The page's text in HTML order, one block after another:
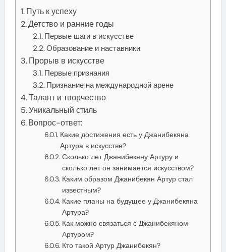
Путь к успеху
Детство и ранние годы
Первые шаги в искусстве
Образование и наставники
Прорыв в искусстве
Первые признания
Признание на международной арене
Талант и творчество
Уникальный стиль
Вопрос-ответ:
Какие достижения есть у Джанибекяна
Артура в искусстве?
Сколько лет Джанибекяну Артуру и
сколько лет он занимается искусством?
Каким образом Джанибекян Артур стал
известным?
Какие планы на будущее у Джанибекяна
Артура?
Как можно связаться с Джанибекяном
Артуром?
Кто такой Артур Джанибекян?